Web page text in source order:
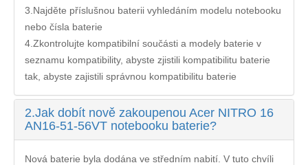
3.Najděte příslušnou baterii vyhledáním modelu notebooku
nebo čísla baterie
4.Zkontrolujte kompatibilní součásti a modely baterie v
seznamu kompatibility, abyste zjistili kompatibilitu baterie
tak, abyste zajistili správnou kompatibilitu baterie
2.Jak dobít nově zakoupenou Acer NITRO 16
AN16-51-56VT notebooku baterie?
Nová baterie byla dodána ve středním nabití. V tuto chvíli